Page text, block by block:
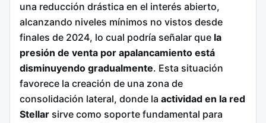
una reducción drástica en el interés abierto,
alcanzando niveles mínimos no vistos desde
finales de 2024, lo cual podría señalar que la
presión de venta por apalancamiento está
disminuyendo gradualmente. Esta situación
favorece la creación de una zona de
consolidación lateral, donde la actividad en la red
Stellar sirve como soporte fundamental para